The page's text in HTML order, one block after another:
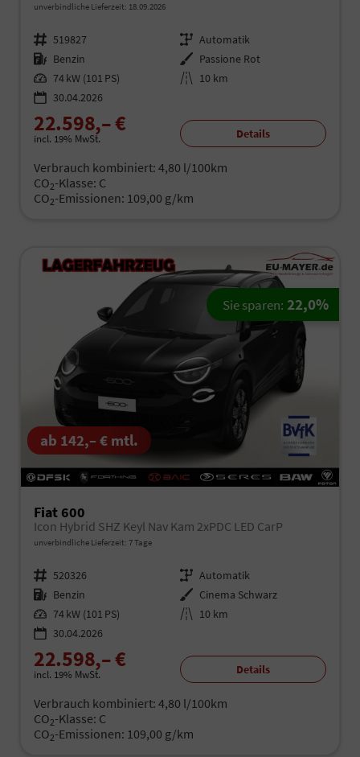
unverbindliche Lieferzeit: 18.09.2026
Fahrzeugnr. 519827 Getriebe Automatik
Kraftstoff Benzin Außenfarbe Passione Rot
Leistung 74 kW (101 PS) Kilometerstand 10 km
30.04.2026
22.598,– €
incl. 19% MwSt. Details
Verbrauch kombiniert: 4,80 l/100km
CO2-Klasse: C
CO2-Emissionen: 109,00 g/km
ab 142,– € mtl.
Fiat 600
Icon Hybrid SHZ Keyl Nav Kam 2xPDC LED CarP
unverbindliche Lieferzeit: 7 Tage
Fahrzeugnr. 520326 Getriebe Automatik
Kraftstoff Benzin Außenfarbe Cinema Schwarz
Leistung 74 kW (101 PS) Kilometerstand 10 km
30.04.2026
22.598,– €
incl. 19% MwSt.
Sie sparen: 22,0%
Details
Verbrauch kombiniert: 4,80 l/100km
CO2-Klasse: C
CO2-Emissionen: 109,00 g/km